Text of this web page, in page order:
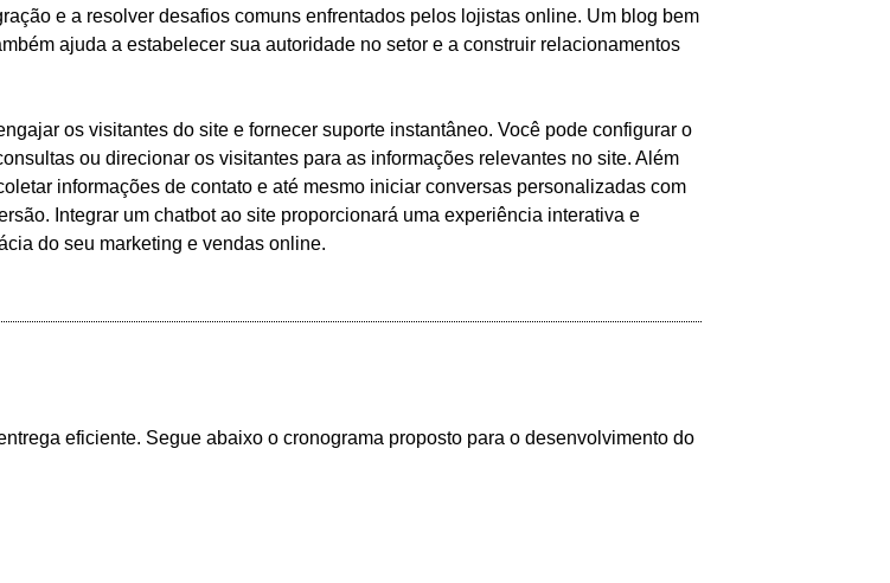
e a resolver desafios comuns enfrentados pelos lojistas online. Um blog bem
ajuda a estabelecer sua autoridade no setor e a construir relacionamentos
os visitantes do site e fornecer suporte instantâneo. Você pode configurar o
ou direcionar os visitantes para as informações relevantes no site. Além
informações de contato e até mesmo iniciar conversas personalizadas com
Integrar um chatbot ao site proporcionará uma experiência interativa e
do seu marketing e vendas online.
eficiente. Segue abaixo o cronograma proposto para o desenvolvimento do